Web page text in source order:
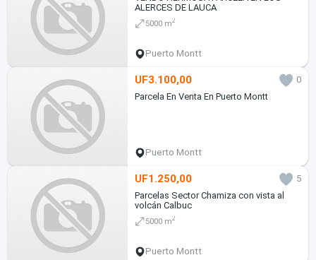
ALERCES DE LAUCA
5000 m2
Puerto Montt
UF3.100,00
0
Parcela En Venta En Puerto Montt
Puerto Montt
UF1.250,00
5
Parcelas Sector Chamiza con vista al
volcán Calbuc
5000 m2
Puerto Montt